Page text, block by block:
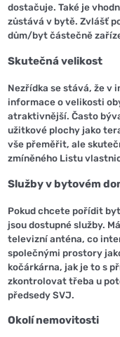
dostačuje. Také je
zůstává v bytě. Zvlášť
dům/byt částečně
Skutečná velikost
Nezřídka se stává, že v
informace o velikosti
atraktivnější. Často
užitkové plochy jako
vše přeměřit, ale
zmíněného Listu
Služby v bytovém
Pokud chcete pořídit
jsou dostupné služby.
televizní anténa, co
společnými prostory
kočárkárna, jak je to s
zkontrolovat třeba u
předsedy SVJ.
Okolí nemovitosti